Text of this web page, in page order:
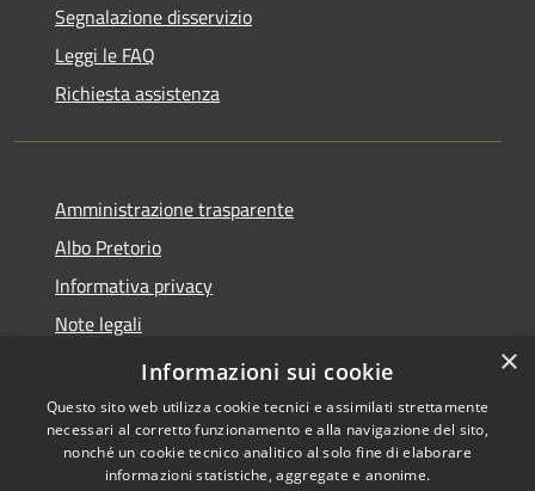
Segnalazione disservizio
Leggi le FAQ
Richiesta assistenza
Amministrazione trasparente
Albo Pretorio
Informativa privacy
Note legali
Dichiarazione di accessibilità
Copyright © 2026 • Comune di
×
Informazioni sui cookie
Questo sito web utilizza cookie tecnici e assimilati strettamente
necessari al corretto funzionamento e alla navigazione del sito,
nonché un cookie tecnico analitico al solo fine di elaborare
informazioni statistiche, aggregate e anonime.